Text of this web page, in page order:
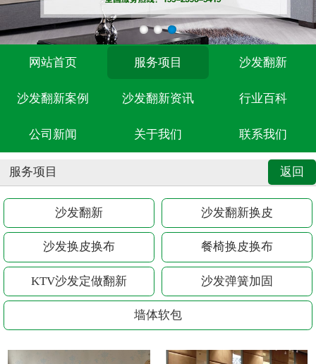
网站首页 服务项目 沙发翻新
沙发翻新案例 沙发翻新资讯 行业百科
公司新闻 关于我们 联系我们
返回
服务项目
沙发翻新 沙发翻新换皮
沙发换皮换布 餐椅换皮换布
KTV沙发定做翻新 沙发弹簧加固
墙体软包